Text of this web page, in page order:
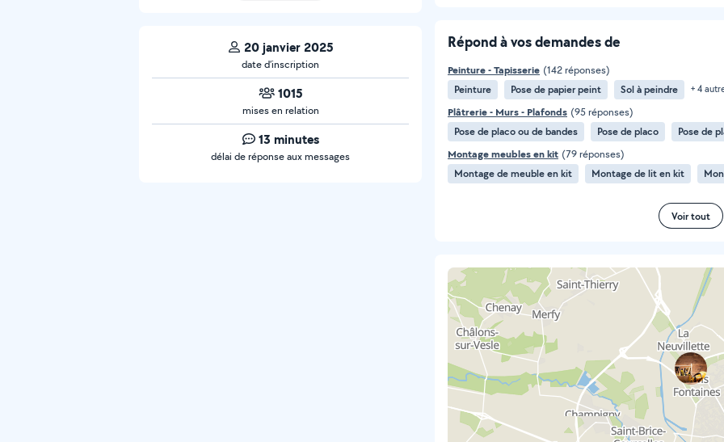
20 janvier 2025
date d’inscription
1015
mises en relation
13 minutes
délai de réponse aux messages
Répond à vos demandes de
Peinture - Tapisserie (142 réponses)
Peinture
Pose de papier peint Sol à peindre + 4
Plâtrerie - Murs - Plafonds (95 réponses)
Pose de placo ou de bandes
Pose de placo
Pose de
Montage meubles en kit (79 réponses)
Montage de meuble en kit
Montage de lit en kit
Voir tout